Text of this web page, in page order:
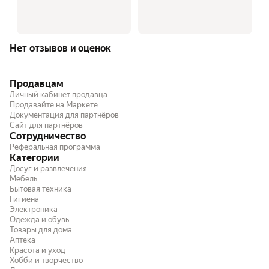
Нет отзывов и оценок
Продавцам
Личный кабинет продавца
Продавайте на Маркете
Документация для партнёров
Сайт для партнёров
Сотрудничество
Реферальная программа
Категории
Досуг и развлечения
Мебель
Бытовая техника
Гигиена
Электроника
Одежда и обувь
Товары для дома
Аптека
Красота и уход
Хобби и творчество